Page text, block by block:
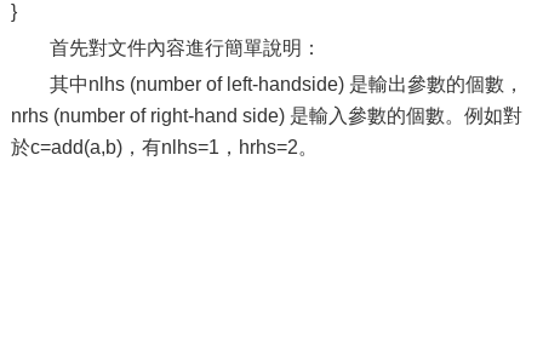
}
首先對文件內容進行簡單說明：
其中nlhs (number of left-handside) 是輸出參數的個數，
nrhs (number of right-hand side) 是輸入參數的個數。例如對
於c=add(a,b)，有nlhs=1，hrhs=2。